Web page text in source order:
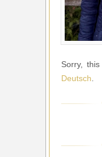
Sorry,
Deutsch